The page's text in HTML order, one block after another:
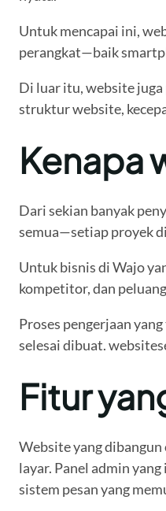
Untuk mencapai ini,
perangkat—baik
Di luar itu, website
struktur website,
Kenapa
Dari sekian banyak
semua—setiap proyek
Untuk bisnis di Wajo
kompetitor, dan
Proses pengerjaan
selesai dibuat.
Fitur
Website yang
layar. Panel admin
sistem pesan yang